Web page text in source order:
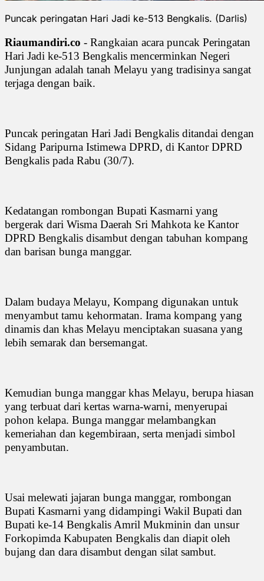
Puncak peringatan Hari Jadi ke-513 Bengkalis. (Darlis)
Riaumandiri.co - Rangkaian acara puncak Peringatan
Hari Jadi ke-513 Bengkalis mencerminkan Negeri
Junjungan adalah tanah Melayu yang tradisinya sangat
terjaga dengan baik.
Puncak peringatan Hari Jadi Bengkalis ditandai dengan
Sidang Paripurna Istimewa DPRD, di Kantor DPRD
Bengkalis pada Rabu (30/7).
Kedatangan rombongan Bupati Kasmarni yang
bergerak dari Wisma Daerah Sri Mahkota ke Kantor
DPRD Bengkalis disambut dengan tabuhan kompang
dan barisan bunga manggar.
Dalam budaya Melayu, Kompang digunakan untuk
menyambut tamu kehormatan. Irama kompang yang
dinamis dan khas Melayu menciptakan suasana yang
lebih semarak dan bersemangat.
Kemudian bunga manggar khas Melayu, berupa hiasan
yang terbuat dari kertas warna-warni, menyerupai
pohon kelapa. Bunga manggar melambangkan
kemeriahan dan kegembiraan, serta menjadi simbol
penyambutan.
Usai melewati jajaran bunga manggar, rombongan
Bupati Kasmarni yang didampingi Wakil Bupati dan
Bupati ke-14 Bengkalis Amril Mukminin dan unsur
Forkopimda Kabupaten Bengkalis dan diapit oleh
bujang dan dara disambut dengan silat sambut.